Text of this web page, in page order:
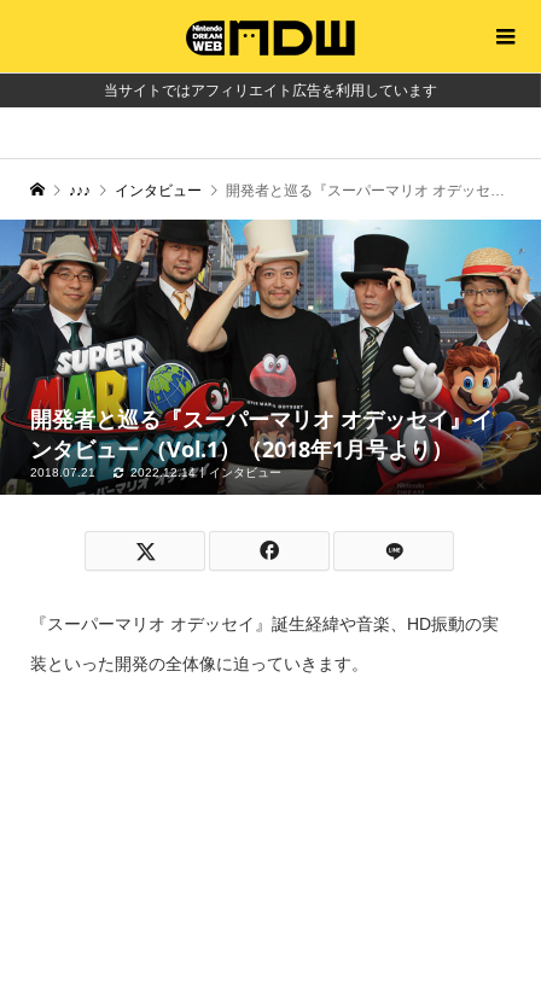
当サイトではアフィリエイト広告を利用しています
♪♪♪ インタビュー 開発者と巡る『スーパーマリオ オデッセイ』インタビュー （Vol.1）（2018年1月号より）
開発者と巡る『スーパーマリオ オデッセイ』イ
ンタビュー （Vol.1）（2018年1月号より）
2018.07.21 2022.12.14 インタビュー
『スーパーマリオ オデッセイ』誕生経緯や音楽、HD振動の実
装といった開発の全体像に迫っていきます。